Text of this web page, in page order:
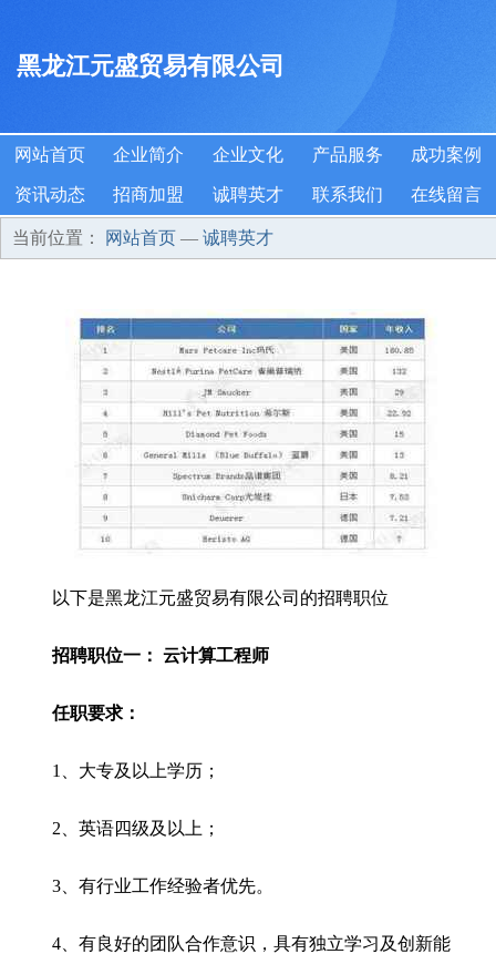
黑龙江元盛贸易有限公司
网站首页 企业简介 企业文化 产品服务 成功案例
资讯动态 招商加盟 诚聘英才 联系我们 在线留言
当前位置： 网站首页 — 诚聘英才
以下是黑龙江元盛贸易有限公司的招聘职位
招聘职位一： 云计算工程师
任职要求：
1、大专及以上学历；
2、英语四级及以上；
3、有行业工作经验者优先。
4、有良好的团队合作意识，具有独立学习及创新能